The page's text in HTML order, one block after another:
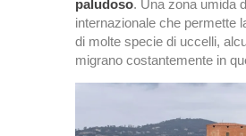
paludoso. Una zona umida
internazionale che permette
di molte specie di uccelli,
migrano costantemente in